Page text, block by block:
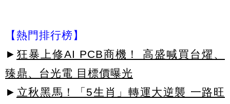
【熱門排行榜】
► 狂暴上修AI PCB商機！ 高盛喊買台燿、
臻鼎、台光電 目標價曝光
► 立秋黑馬！「5生肖」轉運大逆襲 一路旺